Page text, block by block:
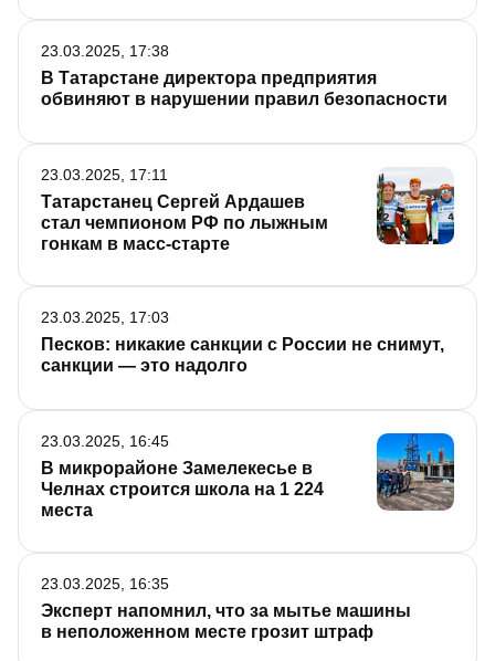
В Татарстане директора предприятия
обвиняют в нарушении правил безопасности
23.03.2025, 17:38
Татарстанец Сергей Ардашев
стал чемпионом РФ по лыжным
гонкам в масс-старте
23.03.2025, 17:11
Песков: никакие санкции с России не снимут,
санкции — это надолго
23.03.2025, 17:03
В микрорайоне Замелекесье в
Челнах строится школа на 1 224
места
23.03.2025, 16:45
Эксперт напомнил, что за мытье машины
в неположенном месте грозит штраф
23.03.2025, 16:35